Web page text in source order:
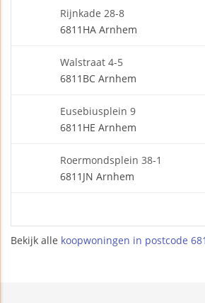
Rijnkade 28-8
6811HA Arnhem
Walstraat 4-5
6811BC Arnhem
Eusebiusplein 9
6811HE Arnhem
Roermondsplein 38-1
6811JN Arnhem
Bekijk alle koopwoningen in postcode